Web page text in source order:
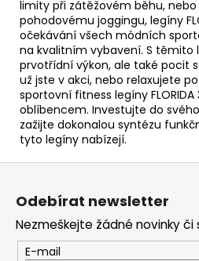
limity při zátěžovém běhu,
pohodovému joggingu, legíny
očekávání všech módních
na kvalitním vybavení. S těmito
prvotřídní výkon, ale také pocit
už jste v akci, nebo relaxujete
sportovní fitness legíny
oblíbencem. Investujte do
zažijte dokonalou syntézu
tyto legíny nabízejí.
Z
Odebírat newsletter
Nezmeškejte žádné novinky či
E-mail